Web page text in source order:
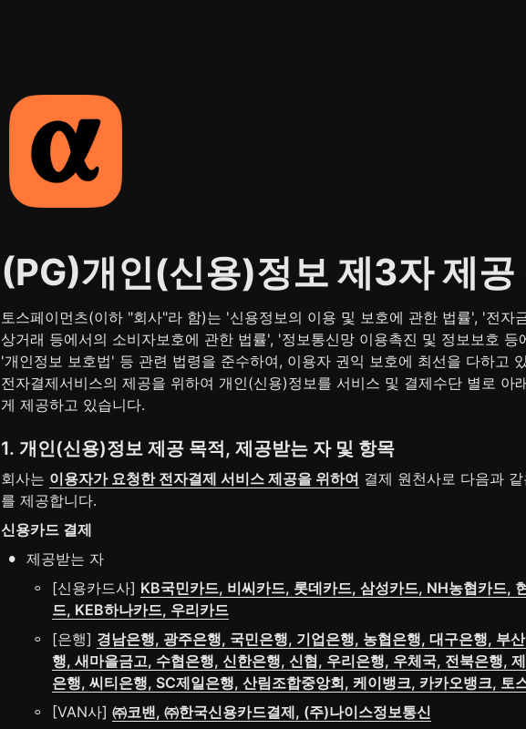
(PG)개인(신용)정보 제3자 제공
토스페이먼츠(이하 "회사"라 함)는 '신용정보의 이용 및 보호에 관한 법률', '전자
상거래 등에서의 소비자보호에 관한 법률', '정보통신망 이용촉진 및 정보보호 등
'개인정보 보호법' 등 관련 법령을 준수하여, 이용자 권익 보호에 최선을 다하고
전자결제서비스의 제공을 위하여 개인(신용)정보를 서비스 및 결제수단 별로 아
게 제공하고 있습니다.
1. 개인(신용)정보 제공 목적, 제공받는 자 및 항목
회사는 이용자가 요청한 전자결제 서비스 제공을 위하여 결제 원천사로 다음과
를 제공합니다.
신용카드 결제
• 제공받는 자
◦ [신용카드사] KB국민카드, 비씨카드, 롯데카드, 삼성카드, NH농협카드,
드, KEB하나카드, 우리카드
◦ [은행] 경남은행, 광주은행, 국민은행, 기업은행, 농협은행, 대구은행, 부
행, 새마을금고, 수협은행, 신한은행, 신협, 우리은행, 우체국, 전북은행,
은행, 씨티은행, SC제일은행, 산림조합중앙회, 케이뱅크, 카카오뱅크, 토
◦ [VAN사] ㈜코밴, ㈜한국신용카드결제, (주)나이스정보통신